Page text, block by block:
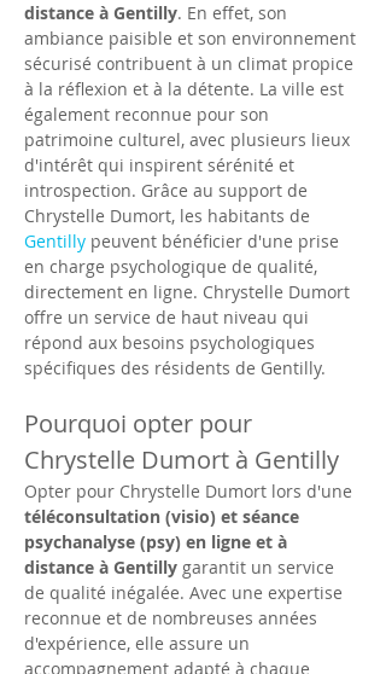
distance à Gentilly. En effet, son
ambiance paisible et son environnement
sécurisé contribuent à un climat propice
à la réflexion et à la détente. La ville est
également reconnue pour son
patrimoine culturel, avec plusieurs lieux
d'intérêt qui inspirent sérénité et
introspection. Grâce au support de
Chrystelle Dumort, les habitants de
Gentilly peuvent bénéficier d'une prise
en charge psychologique de qualité,
directement en ligne. Chrystelle Dumort
offre un service de haut niveau qui
répond aux besoins psychologiques
spécifiques des résidents de Gentilly.
Pourquoi opter pour
Chrystelle Dumort à Gentilly
Opter pour Chrystelle Dumort lors d'une
téléconsultation (visio) et séance
psychanalyse (psy) en ligne et à
distance à Gentilly garantit un service
de qualité inégalée. Avec une expertise
reconnue et de nombreuses années
d'expérience, elle assure un
accompagnement adapté à chaque